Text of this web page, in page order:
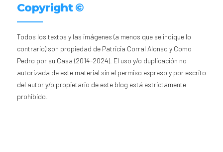
Copyright ©
Todos los textos y las imágenes (a menos que se indique lo
contrario) son propiedad de Patricia Corral Alonso y Como
Pedro por su Casa (2014-2024). El uso y/o duplicación no
autorizada de este material sin el permiso expreso y por escrito
del autor y/o propietario de este blog está estrictamente
prohibido.